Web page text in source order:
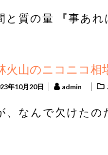
と質の量 『事あ
火山のニコニコ相
年10月20日 admin
、なんで欠けたの